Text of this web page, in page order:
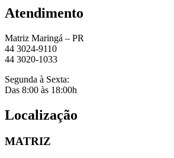
Atendimento
Matriz Maringá – PR
44 3024-9110
44 3020-1033
Segunda à Sexta:
Das 8:00 às 18:00h
Localização
MATRIZ